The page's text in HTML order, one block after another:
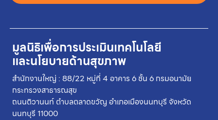
มูลนิธิเพื่อการประเมินเทคโนโลยี
และนโยบายด้านสุขภาพ
สำนักงานใหญ่ : 88/22 หมู่ที่ 4 อาคาร 6 ชั้น 6 กรมอนามัย
กระทรวงสาธารณสุข
ถนนติวานนท์ ตำบลตลาดขวัญ อำเภอเมืองนนทบุรี จังหวัด
นนทบุรี 11000